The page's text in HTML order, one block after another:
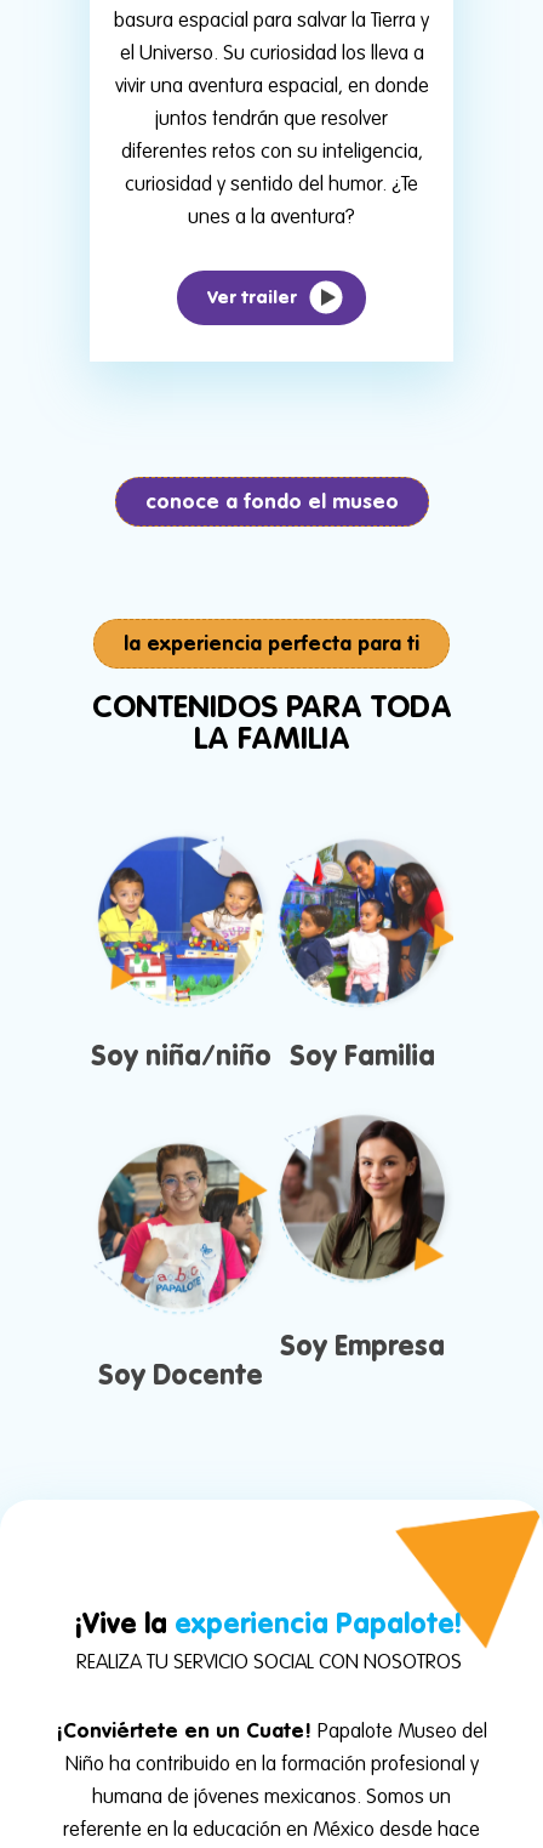
basura espacial para salvar la Tierra y
el Universo. Su curiosidad los lleva a
vivir una aventura espacial, en donde
juntos tendrán que resolver
diferentes retos con su inteligencia,
curiosidad y sentido del humor. ¿Te
unes a la aventura?
conoce a fondo el museo
la experiencia perfecta para ti
CONTENIDOS PARA TODA
LA FAMILIA
Soy niña/niño Soy Familia
Soy Docente
Soy Empresa
¡Vive la experiencia Papalote!
REALIZA TU SERVICIO SOCIAL CON NOSOTROS
¡Conviértete en un Cuate! Papalote Museo del
Niño ha contribuido en la formación profesional y
humana de jóvenes mexicanos. Somos un
referente en la educación en México desde hace